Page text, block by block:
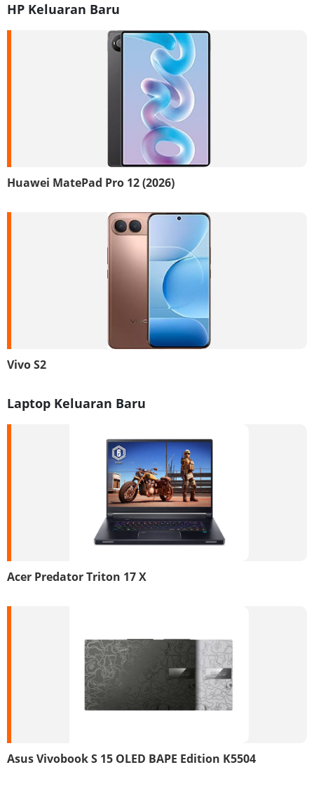
HP Keluaran Baru
Huawei MatePad Pro 12 (2026)
Vivo S2
Laptop Keluaran Baru
Acer Predator Triton 17 X
Asus Vivobook S 15 OLED BAPE Edition K5504